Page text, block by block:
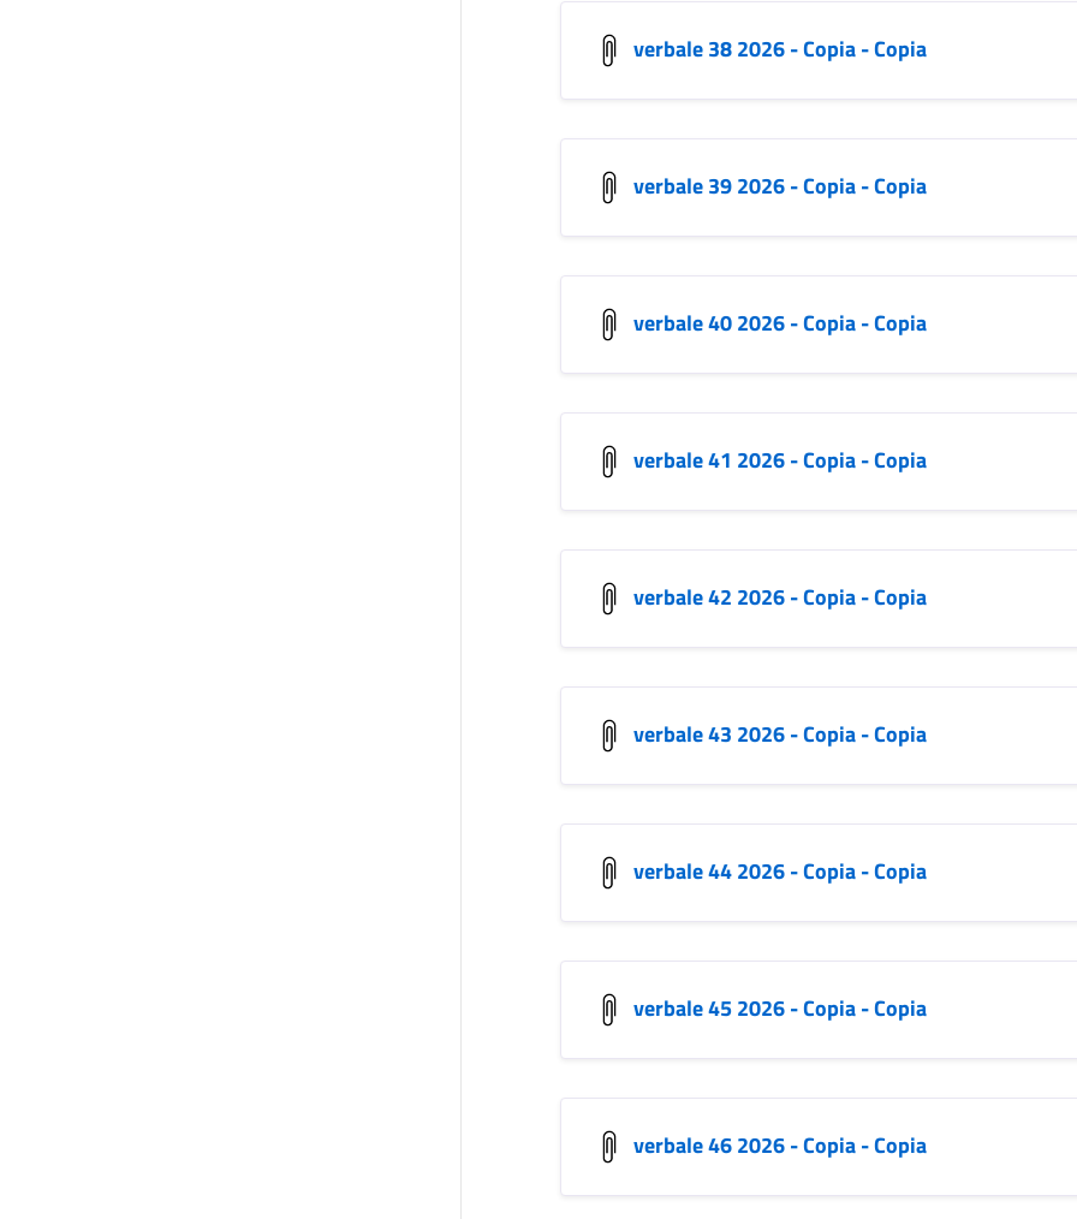
verbale 38 2026 - Copia - Copia
verbale 39 2026 - Copia - Copia
verbale 40 2026 - Copia - Copia
verbale 41 2026 - Copia - Copia
verbale 42 2026 - Copia - Copia
verbale 43 2026 - Copia - Copia
verbale 44 2026 - Copia - Copia
verbale 45 2026 - Copia - Copia
verbale 46 2026 - Copia - Copia